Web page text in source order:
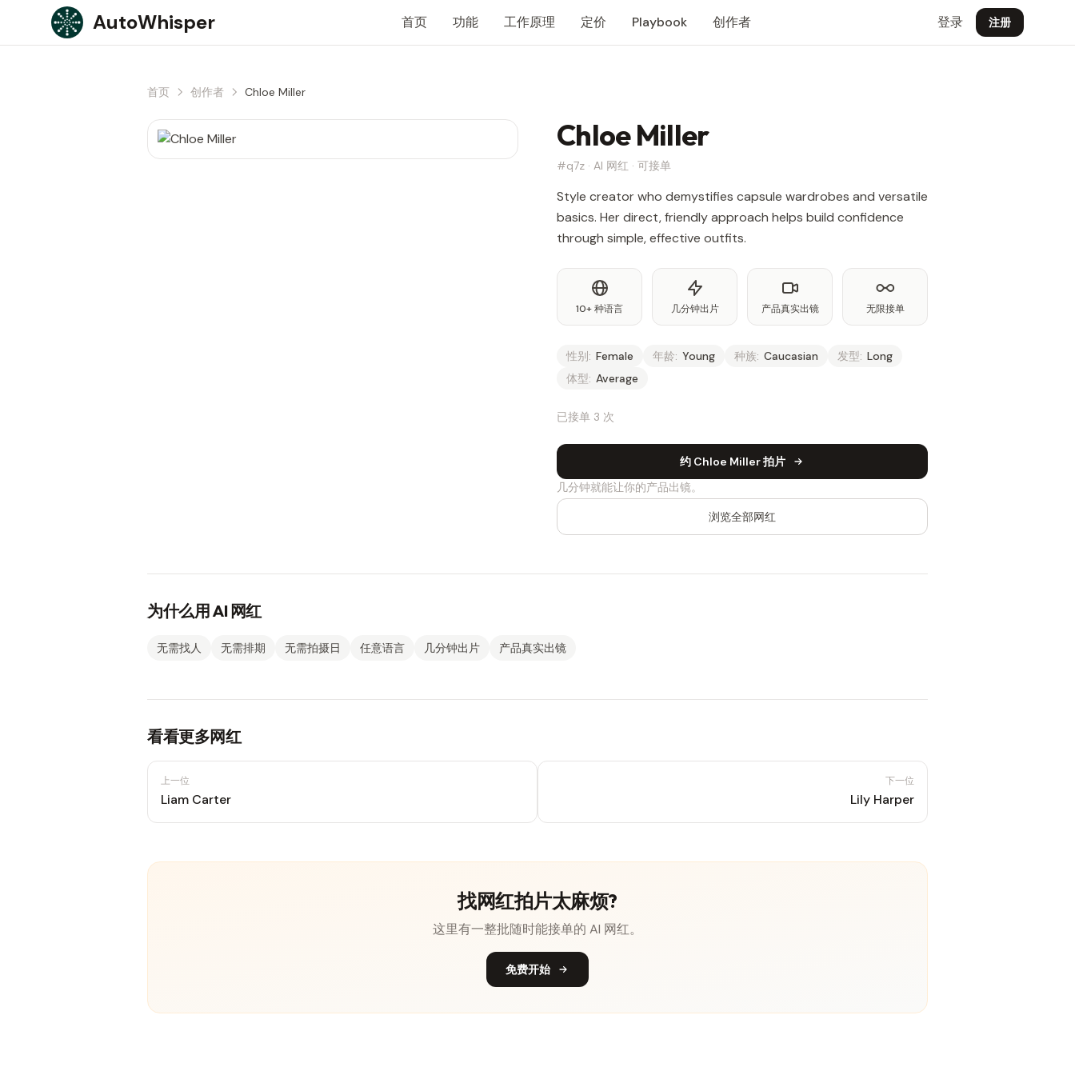
Skip to content
AutoWhisper 首页 功能 工作原理 定价 Playbook 创作者 登录 注册
首页 创作者 Chloe Miller
Chloe Miller
#q7z · AI 网红 · 可接单
Style creator who demystifies capsule wardrobes and versatile
basics. Her direct, friendly approach helps build confidence
through simple, effective outfits.
10+ 种语言 几分钟出片 产品真实出镜 无限接单
性别: Female 年龄: Young 种族: Caucasian 发型: Long
体型: Average
已接单 3 次
约 Chloe Miller 拍片
几分钟就能让你的产品出镜。
浏览全部网红
为什么用 AI 网红
无需找人 无需排期 无需拍摄日 任意语言 几分钟出片 产品真实出镜
看看更多网红
上一位
Liam Carter
下一位
Lily Harper
找网红拍片太麻烦?
这里有一整批随时能接单的 AI 网红。
免费开始